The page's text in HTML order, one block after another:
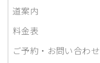
道案内
料金表
ご予約・お問い合わせ